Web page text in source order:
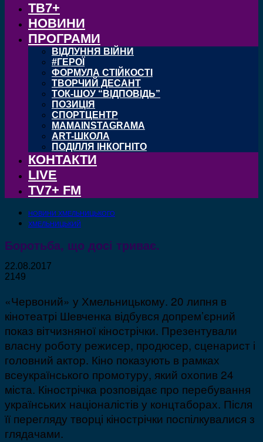
ТВ7+
НОВИНИ
ПРОГРАМИ
ВІДЛУННЯ ВІЙНИ
#ГЕРОЇ
ФОРМУЛА СТІЙКОСТІ
ТВОРЧИЙ ДЕСАНТ
ТОК-ШОУ “ВІДПОВІДЬ”
ПОЗИЦІЯ
СПОРТЦЕНТР
MAMAINSTAGRAMA
ART-ШКОЛА
ПОДІЛЛЯ ІНКОГНІТО
КОНТАКТИ
LIVE
TV7+ FM
НОВИНИ ХМЕЛЬНИЦЬКОГО
ХМЕЛЬНИЦЬКИЙ
Боротьба, що досі триває.
22.08.2017
2149
«Червоний» у Хмельницькому. 20 липня в
кінотеатрі Шевченка відбувся допрем’єрний
показ вітчизняної кінострічки. Презентували
власну роботу режисер, продюсер, сценарист і
головний актор. Кіно показують в рамках
всеукраїнського промотуру, який охопив 24
міста. Кінострічка розповідає про перебування
українських націоналістів у концтаборах. Після
її перегляду творці кінострічки поспілкувалися з
глядачами.